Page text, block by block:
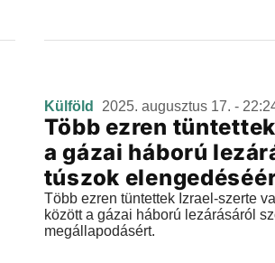
Külföld 2025. augusztus 17. -
Több ezren
a gázai háború
túszok
Több ezren tüntettek Izrael-szerte
között a gázai háború lezárásáról
megállapodásért.